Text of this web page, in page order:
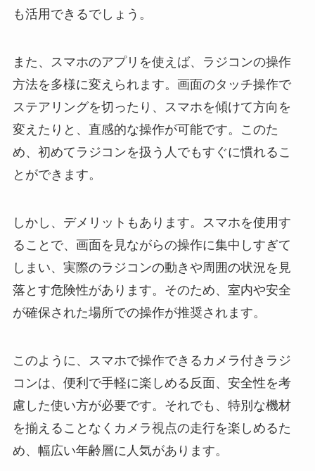
も活用できるでしょう。
また、スマホのアプリを使えば、ラジコンの操作
方法を多様に変えられます。画面のタッチ操作で
ステアリングを切ったり、スマホを傾けて方向を
変えたりと、直感的な操作が可能です。このた
め、初めてラジコンを扱う人でもすぐに慣れるこ
とができます。
しかし、デメリットもあります。スマホを使用す
ることで、画面を見ながらの操作に集中しすぎて
しまい、実際のラジコンの動きや周囲の状況を見
落とす危険性があります。そのため、室内や安全
が確保された場所での操作が推奨されます。
このように、スマホで操作できるカメラ付きラジ
コンは、便利で手軽に楽しめる反面、安全性を考
慮した使い方が必要です。それでも、特別な機材
を揃えることなくカメラ視点の走行を楽しめるた
め、幅広い年齢層に人気があります。